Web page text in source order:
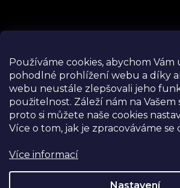
Používáme cookies, abychom Vám
pohodlné prohlížení webu a díky
webu neustále zlepšovali jeho
použitelnost. Záleží nám na
proto si můžete naše cookies
Více o tom, jak je zpracováváme se
Více informací
Nastavení
Instagram